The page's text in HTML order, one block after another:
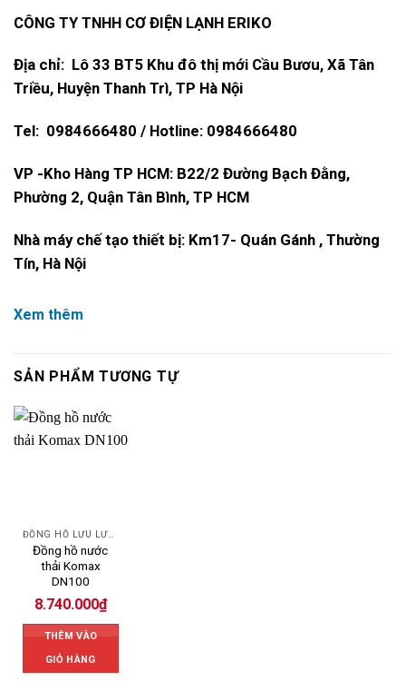
CÔNG TY TNHH CƠ ĐIỆN LẠNH ERIKO
Địa chỉ: Lô 33 BT5 Khu đô thị mới Cầu Bươu, Xã Tân
Triều, Huyện Thanh Trì, TP Hà Nội
Tel: 0984666480 / Hotline: 0984666480
VP -Kho Hàng TP HCM: B22/2 Đường Bạch Đằng,
Phường 2, Quận Tân Bình, TP HCM
Nhà máy chế tạo thiết bị: Km17- Quán Gánh , Thường
Tín, Hà Nội
Xem thêm
SẢN PHẨM TƯƠNG TỰ
ĐỒNG HỒ LƯU LƯỢNG NƯỚC KOMAX
Đồng hồ nước
thải Komax
DN100
8.740.000₫
THÊM VÀO
GIỎ HÀNG